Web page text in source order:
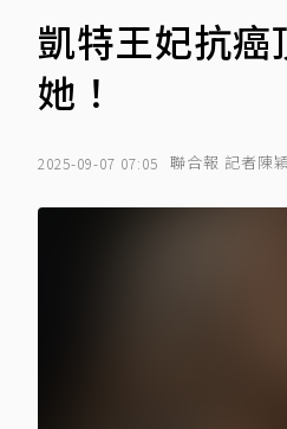
凱特王妃抗
她！
2025-09-07 07:05 聯合報 記者陳